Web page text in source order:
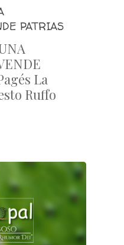
PATRIAS
La
Ruffo